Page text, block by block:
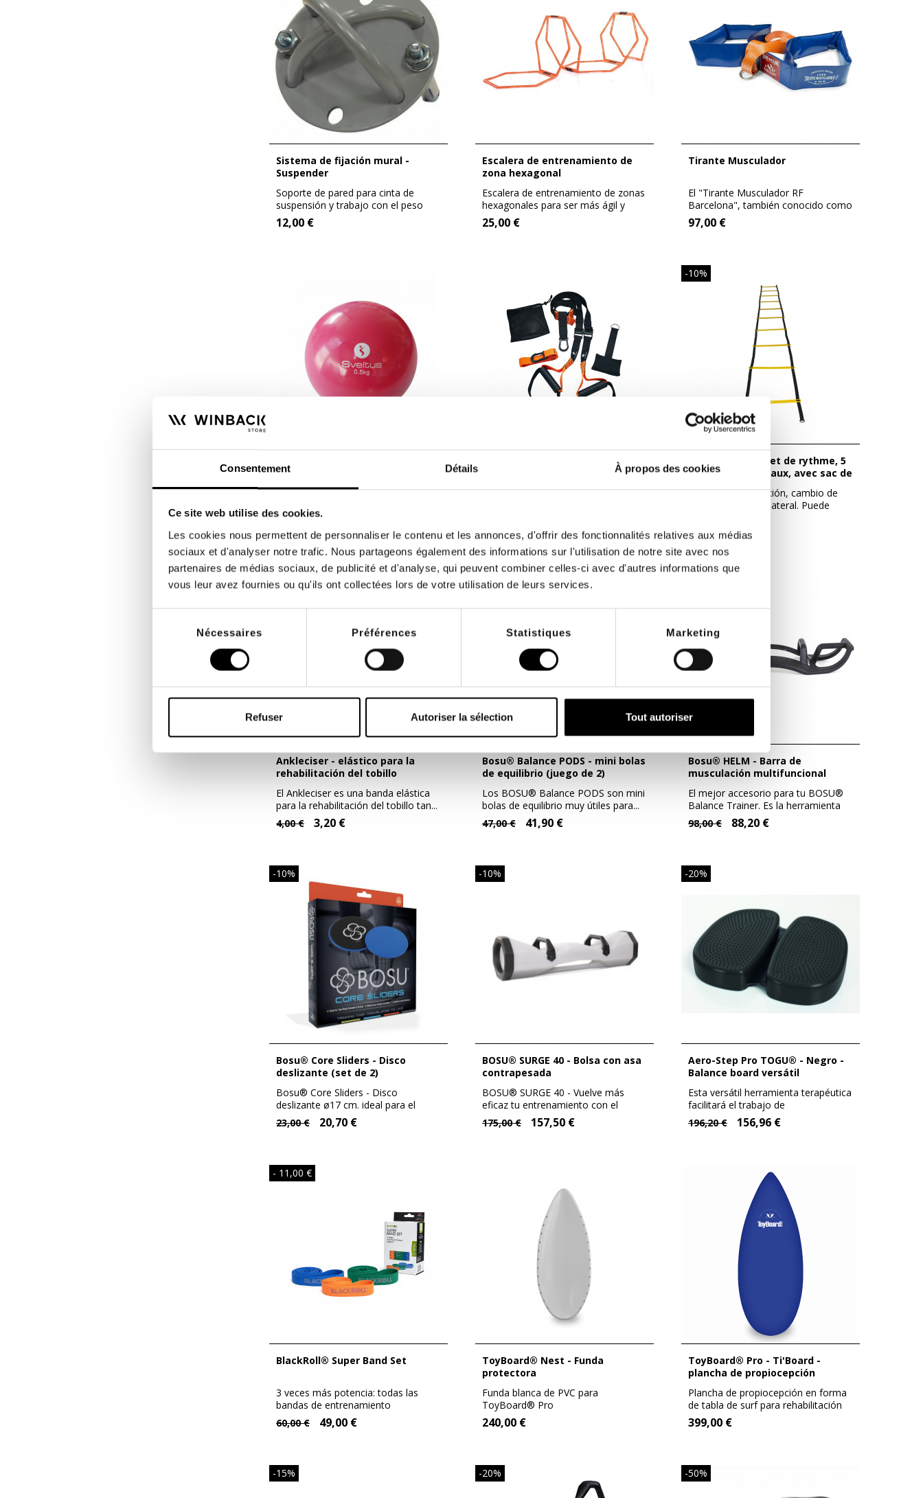
Consentement Détails À propos des cookies
Ce site web utilise des cookies.
Les cookies nous permettent de personnaliser le contenu et les annonces, d'offrir des fonctionnalités relatives aux médias
sociaux et d'analyser notre trafic. Nous partageons également des informations sur l'utilisation de notre site avec nos
partenaires de médias sociaux, de publicité et d'analyse, qui peuvent combiner celles-ci avec d'autres informations que
vous leur avez fournies ou qu'ils ont collectées lors de votre utilisation de leurs services.
consentement
Nécessaires Préférences Statistiques Marketing
Refuser Autoriser la sélection Tout autoriser
Sistema de fijación mural -
Suspender
Soporte de pared para cinta de
suspensión y trabajo con el peso
corporal.
12,00 €
Escalera de entrenamiento de
zona hexagonal
Escalera de entrenamiento de zonas
hexagonales para ser más ágil y
rápido
25,00 €
Tirante Musculador
El "Tirante Musculador RF
Barcelona", también conocido como
"TM RF...
97,00 €
Las pelotas lastradas ayudan a
compromiso de...
7,00 €
Ideal para el entrenamiento con
-10%
mètres, 10 barreaux, avec sac de
Mejora tu aceleración, cambio de
dirección y apoyo lateral. Puede
-20%
Ankleciser - elástico para la
rehabilitación del tobillo
El Ankleciser es una banda elástica
para la rehabilitación del tobillo tan...
4,00 €
3,20 €
- 5,10 €
Bosu® Balance PODS - mini bolas
de equilibrio (juego de 2)
Los BOSU® Balance PODS son mini
bolas de equilibrio muy útiles para...
47,00 €
41,90 €
-10%
Bosu® HELM - Barra de
musculación multifuncional
El mejor accesorio para tu BOSU®
Balance Trainer. Es la herramienta
ideal...
98,00 € 88,20 €
-10%
Bosu® Core Sliders - Disco
deslizante (set de 2)
Bosu® Core Sliders - Disco
deslizante ø17 cm. ideal para el
refuerzo...
23,00 € 20,70 €
-10%
BOSU® SURGE 40 - Bolsa con asa
contrapesada
BOSU® SURGE 40 - Vuelve más
eficaz tu entrenamiento con el
Surge® 40. Bolsa...
175,00 € 157,50 €
-20%
Aero-Step Pro TOGU® - Negro -
Balance board versátil
Esta versátil herramienta terapéutica
facilitará el trabajo de
coordinación,...
196,20 € 156,96 €
- 11,00 €
BlackRoll® Super Band Set
3 veces más potencia: todas las
bandas de entrenamiento
respetuosas con la...
60,00 € 49,00 €
ToyBoard® Nest - Funda
protectora
Funda blanca de PVC para
ToyBoard® Pro
240,00 €
ToyBoard® Pro - Ti'Board -
plancha de propiocepción
Plancha de propiocepción en forma
de tabla de surf para rehabilitación
y...
399,00 €
-15% -20% -50%